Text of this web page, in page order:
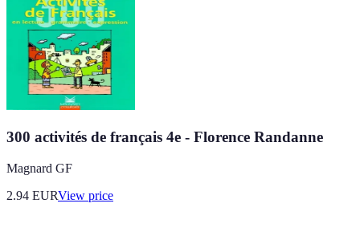
300 activités de français 4e - Florence Randanne
Magnard GF
2.94 EURView price